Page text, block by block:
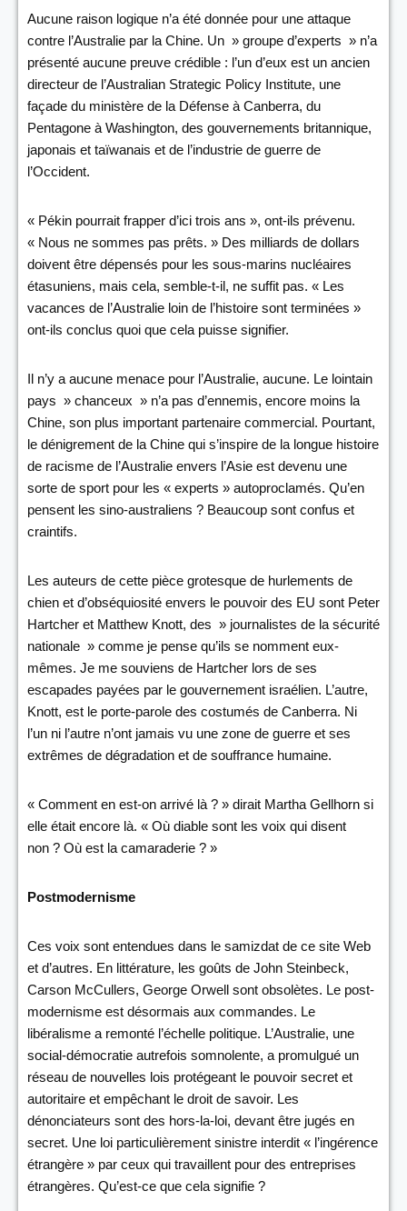
Aucune raison logique n’a été donnée pour une attaque
contre l’Australie par la Chine. Un » groupe d’experts » n’a
présenté aucune preuve crédible : l’un d’eux est un ancien
directeur de l’Australian Strategic Policy Institute, une
façade du ministère de la Défense à Canberra, du
Pentagone à Washington, des gouvernements britannique,
japonais et taïwanais et de l’industrie de guerre de
l’Occident.
« Pékin pourrait frapper d’ici trois ans », ont-ils prévenu.
« Nous ne sommes pas prêts. » Des milliards de dollars
doivent être dépensés pour les sous-marins nucléaires
étasuniens, mais cela, semble-t-il, ne suffit pas. « Les
vacances de l’Australie loin de l’histoire sont terminées »
ont-ils conclus quoi que cela puisse signifier.
Il n’y a aucune menace pour l’Australie, aucune. Le lointain
pays » chanceux » n’a pas d’ennemis, encore moins la
Chine, son plus important partenaire commercial. Pourtant,
le dénigrement de la Chine qui s’inspire de la longue histoire
de racisme de l’Australie envers l’Asie est devenu une
sorte de sport pour les « experts » autoproclamés. Qu’en
pensent les sino-australiens ? Beaucoup sont confus et
craintifs.
Les auteurs de cette pièce grotesque de hurlements de
chien et d’obséquiosité envers le pouvoir des EU sont Peter
Hartcher et Matthew Knott, des » journalistes de la sécurité
nationale » comme je pense qu’ils se nomment eux-
mêmes. Je me souviens de Hartcher lors de ses
escapades payées par le gouvernement israélien. L’autre,
Knott, est le porte-parole des costumés de Canberra. Ni
l’un ni l’autre n’ont jamais vu une zone de guerre et ses
extrêmes de dégradation et de souffrance humaine.
« Comment en est-on arrivé là ? » dirait Martha Gellhorn si
elle était encore là. « Où diable sont les voix qui disent
non ? Où est la camaraderie ? »
Postmodernisme
Ces voix sont entendues dans le samizdat de ce site Web
et d’autres. En littérature, les goûts de John Steinbeck,
Carson McCullers, George Orwell sont obsolètes. Le post-
modernisme est désormais aux commandes. Le
libéralisme a remonté l’échelle politique. L’Australie, une
social-démocratie autrefois somnolente, a promulgué un
réseau de nouvelles lois protégeant le pouvoir secret et
autoritaire et empêchant le droit de savoir. Les
dénonciateurs sont des hors-la-loi, devant être jugés en
secret. Une loi particulièrement sinistre interdit « l’ingérence
étrangère » par ceux qui travaillent pour des entreprises
étrangères. Qu’est-ce que cela signifie ?